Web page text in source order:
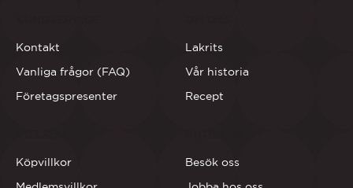
Kontakt
Vanliga frågor (FAQ)
Företagspresenter
Lakrits
Vår historia
Recept
Besök oss
Köpvillkor